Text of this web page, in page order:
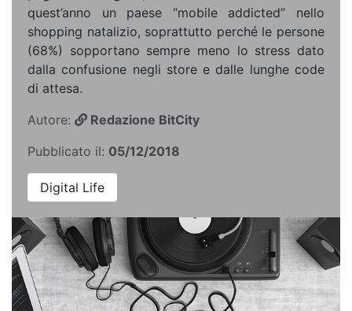
quest’anno un paese “mobile addicted” nello
shopping natalizio, soprattutto perché le persone
(68%) sopportano sempre meno lo stress dato
dalla confusione negli store e dalle lunghe code
di attesa.
Autore:
Redazione BitCity
Pubblicato il: 05/12/2018
Digital Life